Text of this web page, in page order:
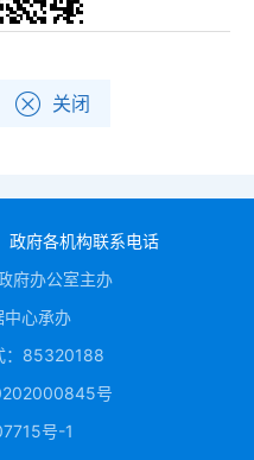
关闭
政府各机构联系电话
府办公室主办
中心承办
：85320188
号
号-1